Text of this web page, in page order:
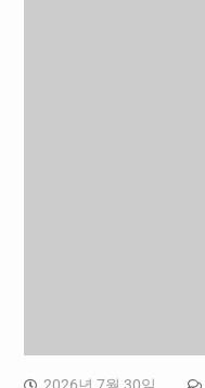
2026년 7월 30일